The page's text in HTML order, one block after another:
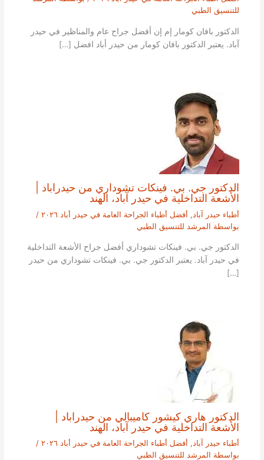
للتنسيق الطبي
الدكتور بافان كومار إم إن أفضل جراح عام والمناظير في حيدر
آباد. يعتبر الدكتور بافان كومار من حيدر أباد افضل […]
الدكتور جي. بي. فينكات تشوداري من حيدراباد |
الأشعة التداخلية في حيدر آباد، الهند
أطباء حيدر آباد , أفضل أطباء الجراحة العامة في حيدر أباد ٢٠٢٦
/
بواسطة المرشد للتنسيق الطبي
الدكتور جي. بي. فينكات تشوداري أفضل جراح الأشعة التداخلية
في حيدر آباد. يعتبر الدكتور جي. بي. فينكات تشوداري من حيدر
[…]
الدكتور هاري كيشور كاميبالي من حيدراباد |
الأشعة التداخلية في حيدر آباد، الهند
أطباء حيدر آباد , أفضل أطباء الجراحة العامة في حيدر أباد ٢٠٢٦
/
بواسطة المرشد للتنسيق الطبي